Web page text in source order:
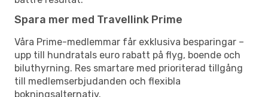
Spara mer med Travellink Prime
Våra Prime-medlemmar får exklusiva besparingar –
upp till hundratals euro rabatt på flyg, boende och
biluthyrning. Res smartare med prioriterad tillgång
till medlemserbjudanden och flexibla
bokningsalternativ.